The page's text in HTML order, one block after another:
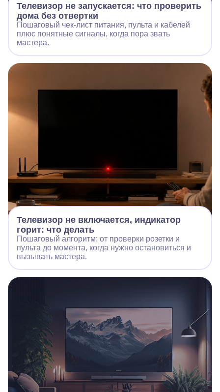
Телевизор не запускается: что проверить
дома без отвертки
Пошаговый чек‑лист питания, пульта и кабелей
плюс понятные сигналы, когда пора звать
мастера.
Телевизор не включается, индикатор
горит: что делать
Пошаговый алгоритм: от проверки розетки и
пульта до момента, когда нужно остановиться и
вызывать мастера.